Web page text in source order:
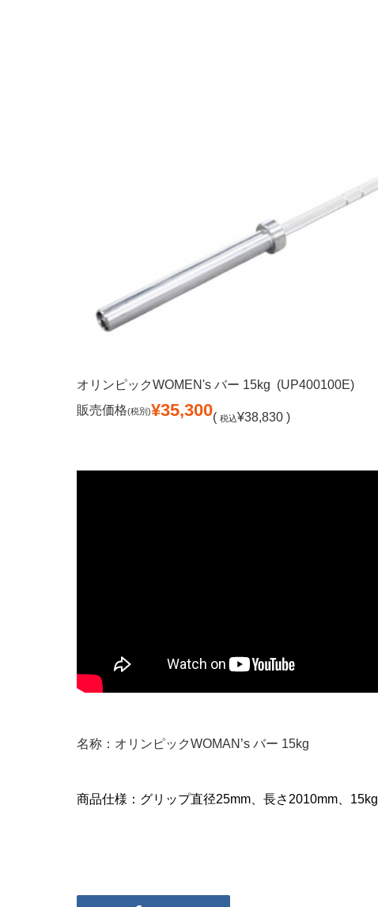
オリンピックWOMEN's バー 15kg (UP400100E)
販売価格(税別)¥35,300( 税込¥38,830 )
名称：オリンピックWOMAN’s バー 15kg
商品仕様：グリップ直径25mm、長さ2010mm、15kg